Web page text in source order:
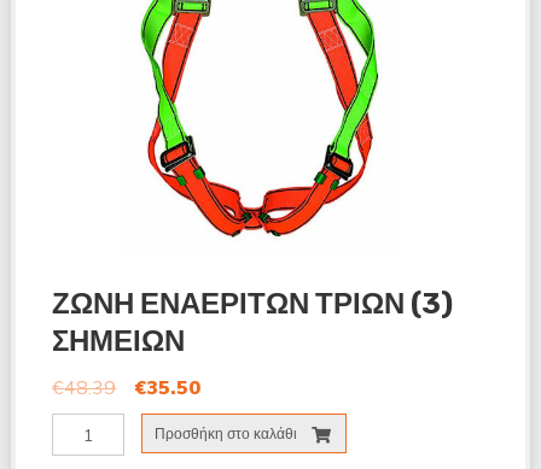
ΖΩΝΗ ΕΝΑΕΡΙΤΩΝ ΤΡΙΩΝ (3)
ΣΗΜΕΙΩΝ
€48.39 €35.50
ΖΩΝΗ
ΕΝΑΕΡΙΤΩΝ
Προσθήκη στο καλάθι